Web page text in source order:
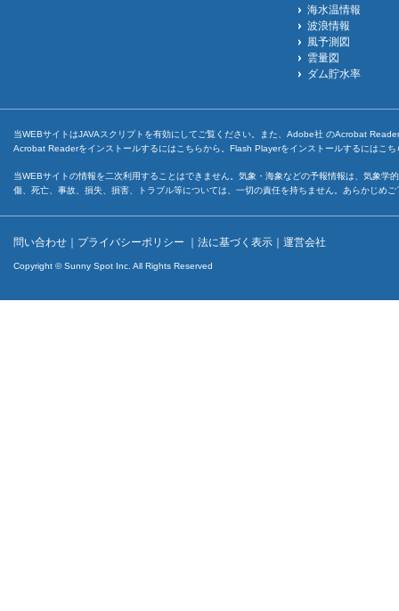
海水温情報
波浪情報
風予測図
雲量図
ダム貯水率
当WEBサイトはJAVAスクリプトを有効にしてご覧ください。また、Adobe社 のAcrobat
Acrobat Readerをインストールするには こちらから。Flash Playerをインストールするには こち
当WEBサイトの情報を二次利用することはできません。気象・海象などの予報情報は、気象
傷、死亡、事故、損失、損害、トラブル等については、一切の責任を持ちません。あらかじめ
問い合わせ ｜ プライバシーポリシー ｜ 法に基づく表示 ｜ 運営会社
Copyright © Sunny Spot Inc. All Rights Reserved